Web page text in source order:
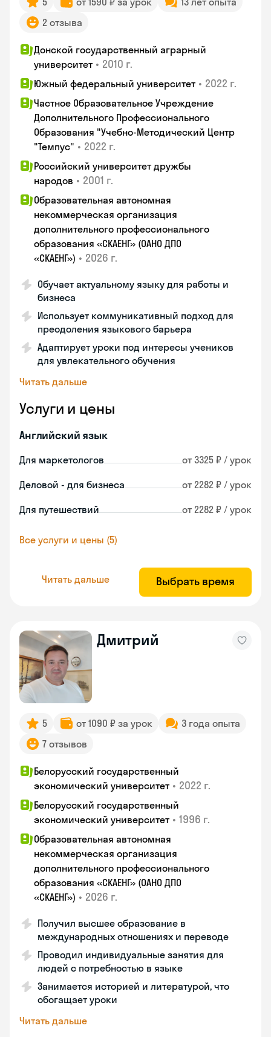
2 отзыва
Донской государственный аграрный
университет • 2010 г.
Южный федеральный университет • 2022 г.
Частное Образовательное Учреждение
Дополнительного Профессионального
Образования "Учебно-Методический Центр
"Темпус" • 2022 г.
Российский университет дружбы
народов • 2001 г.
Образовательная автономная
некоммерческая организация
дополнительного профессионального
образования «СКАЕНГ» (ОАНО ДПО
«СКАЕНГ») • 2026 г.
Обучает актуальному языку для работы и
бизнеса
Использует коммуникативный подход для
преодоления языкового барьера
Адаптирует уроки под интересы учеников
для увлекательного обучения
Читать дальше
Услуги и цены
Английский язык
Для маркетологов от 3325 ₽ / урок
Деловой - для бизнеса от 2282 ₽ / урок
Для путешествий от 2282 ₽ / урок
Все услуги и цены (5)
Читать дальше Выбрать время
Дмитрий
5 от 1090 ₽ за урок
3 года опыта
7 отзывов
Белорусский государственный
экономический университет • 2022 г.
Белорусский государственный
экономический университет • 1996 г.
Образовательная автономная
некоммерческая организация
дополнительного профессионального
образования «СКАЕНГ» (ОАНО ДПО
«СКАЕНГ») • 2026 г.
Получил высшее образование в
международных отношениях и переводе
Проводил индивидуальные занятия для
людей с потребностью в языке
Занимается историей и литературой, что
обогащает уроки
Читать дальше